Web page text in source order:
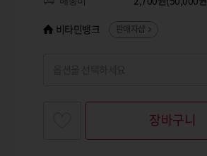
비타민뱅크 판매자샵
찾고싶은 옵션명을 입력해 주세요
장바구니